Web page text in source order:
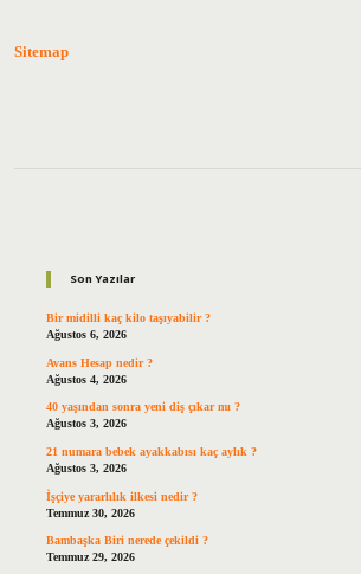
Sitemap
Son Yazılar
Bir midilli kaç kilo taşıyabilir ?
Ağustos 6, 2026
Avans Hesap nedir ?
Ağustos 4, 2026
40 yaşından sonra yeni diş çıkar mı ?
Ağustos 3, 2026
21 numara bebek ayakkabısı kaç aylık ?
Ağustos 3, 2026
İşçiye yararlılık ilkesi nedir ?
Temmuz 30, 2026
Bambaşka Biri nerede çekildi ?
Temmuz 29, 2026